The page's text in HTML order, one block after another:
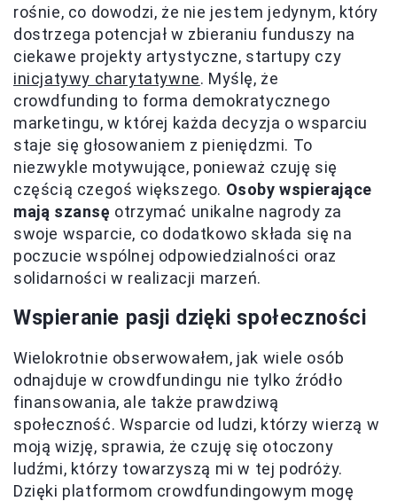
rośnie, co dowodzi, że nie jestem jedynym, który
dostrzega potencjał w zbieraniu funduszy na
ciekawe projekty artystyczne, startupy czy
inicjatywy charytatywne. Myślę, że
crowdfunding to forma demokratycznego
marketingu, w której każda decyzja o wsparciu
staje się głosowaniem z pieniędzmi. To
niezwykle motywujące, ponieważ czuję się
częścią czegoś większego. Osoby wspierające
mają szansę otrzymać unikalne nagrody za
swoje wsparcie, co dodatkowo składa się na
poczucie wspólnej odpowiedzialności oraz
solidarności w realizacji marzeń.
Wspieranie pasji dzięki społeczności
Wielokrotnie obserwowałem, jak wiele osób
odnajduje w crowdfundingu nie tylko źródło
finansowania, ale także prawdziwą
społeczność. Wsparcie od ludzi, którzy wierzą w
moją wizję, sprawia, że czuję się otoczony
ludźmi, którzy towarzyszą mi w tej podróży.
Dzięki platformom crowdfundingowym mogę